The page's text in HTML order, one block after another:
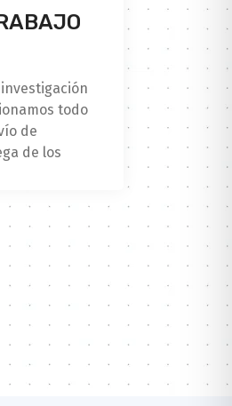
todo
de
de los